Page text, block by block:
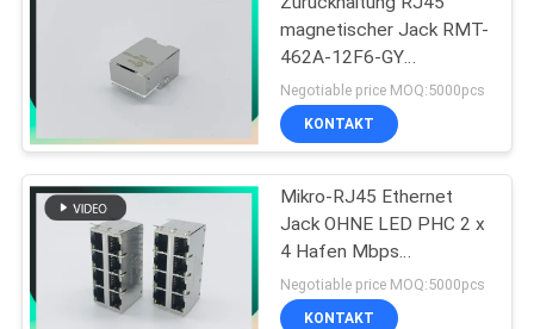
magnetischer Jack RMT-
462A-12F6-GY
MIC3801D-5166
Negotiable price MOQ:5000pcs
KONTAKT
Mikro-RJ45 Ethernet
Jack OHNE LED PHC 2 x
4 Hafen Mbps
10/100/1000
Negotiable price MOQ:5000pcs
KONTAKT